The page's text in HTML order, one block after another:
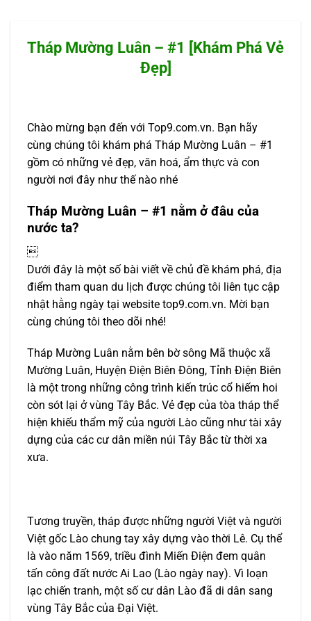
Tháp Mường Luân – #1 [Khám Phá Vẻ
Đẹp]
Chào mừng bạn đến với Top9.com.vn. Bạn hãy
cùng chúng tôi khám phá Tháp Mường Luân – #1
gồm có những vẻ đẹp, văn hoá, ẩm thực và con
người nơi đây như thế nào nhé
Tháp Mường Luân – #1 nằm ở đâu của
nước ta?

Dưới đây là một số bài viết về chủ đề khám phá, địa
điểm tham quan du lịch được chúng tôi liên tục cập
nhật hằng ngày tại website top9.com.vn. Mời bạn
cùng chúng tôi theo dõi nhé!
Tháp Mường Luân nằm bên bờ sông Mã thuộc xã
Mường Luân, Huyện Điện Biên Đông, Tỉnh Điện Biên
là một trong những công trình kiến trúc cổ hiếm hoi
còn sót lại ở vùng Tây Bắc. Vẻ đẹp của tòa tháp thể
hiện khiếu thẩm mỹ của người Lào cũng như tài xây
dựng của các cư dân miền núi Tây Bắc từ thời xa
xưa.
Tương truyền, tháp được những người Việt và người
Việt gốc Lào chung tay xây dựng vào thời Lê. Cụ thể
là vào năm 1569, triều đình Miến Điện đem quân
tấn công đất nước Ai Lao (Lào ngày nay). Vì loạn
lạc chiến tranh, một số cư dân Lào đã di dân sang
vùng Tây Bắc của Đại Việt.